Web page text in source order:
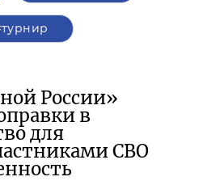
России»
в
для
СВО